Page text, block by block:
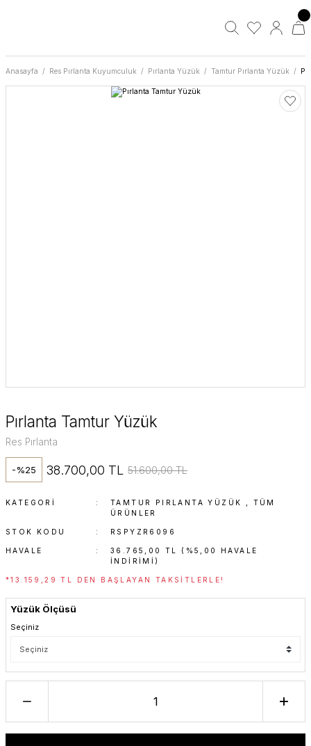
Anasayfa Res Pırlanta Kuyumculuk Pırlanta Yüzük Tamtur Pırlanta Yüzük
Pırlanta Tamtur Yüzük
Res Pırlanta
-%25 38.700,00 TL 51.600,00 TL
KATEGORI TAMTUR PIRLANTA YÜZÜK
TÜM
ÜRÜNLER
STOK KODU RSPYZR6096
HAVALE
36.765,00 TL (%5,00 HAVALE
INDIRIMI)
*13.159,29 TL DEN BAŞLAYAN TAKSITLERLE!
Yüzük Ölçüsü
Seçiniz